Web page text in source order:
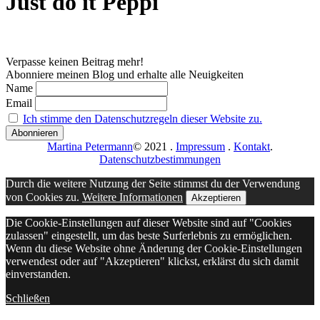
Verpasse keinen Beitrag mehr!
Abonniere meinen Blog und erhalte alle Neuigkeiten
Name
Email
Ich stimme den Datenschutzregeln dieser Website zu.
Martina Petermann© 2021 . Impressum . Kontakt.
Datenschutzbestimmungen
Durch die weitere Nutzung der Seite stimmst du der Verwendung
von Cookies zu. Weitere Informationen Akzeptieren
Die Cookie-Einstellungen auf dieser Website sind auf "Cookies
zulassen" eingestellt, um das beste Surferlebnis zu ermöglichen.
Wenn du diese Website ohne Änderung der Cookie-Einstellungen
verwendest oder auf "Akzeptieren" klickst, erklärst du sich damit
einverstanden.
Schließen